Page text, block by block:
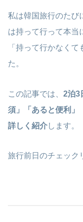
私は韓国旅行のたび
は持って行って本当
「持って行かなく
た。
この記事では、 2泊3
須」「あると便利」
詳しく紹介します。
旅行前日のチェック